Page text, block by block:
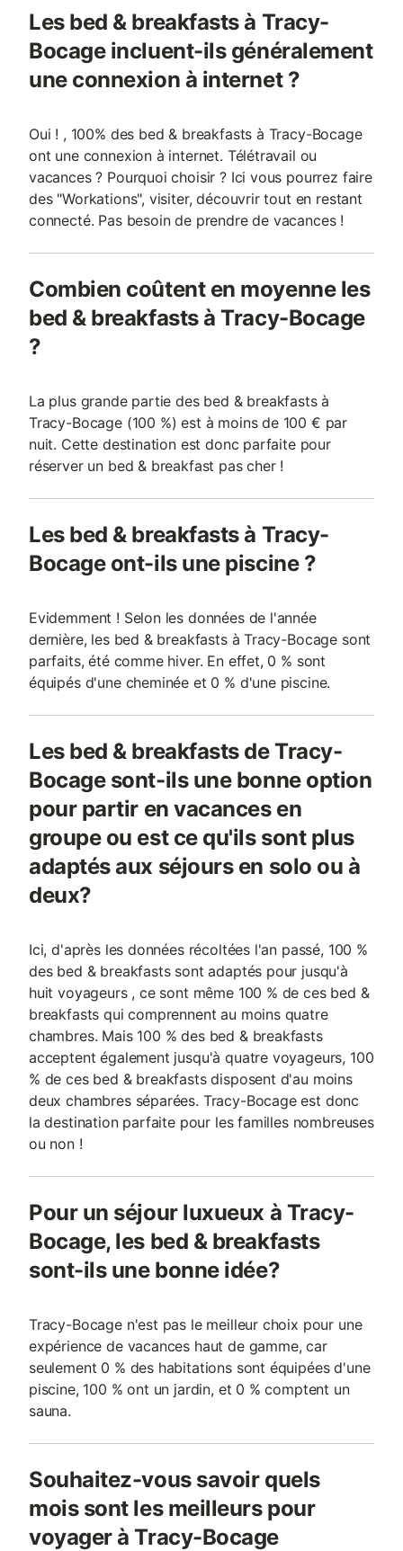
Les bed & breakfasts à Tracy-
Bocage incluent-ils généralement
une connexion à internet ?
Oui ! , 100% des bed & breakfasts à Tracy-Bocage
ont une connexion à internet. Télétravail ou
vacances ? Pourquoi choisir ? Ici vous pourrez faire
des "Workations", visiter, découvrir tout en restant
connecté. Pas besoin de prendre de vacances !
Combien coûtent en moyenne les
bed & breakfasts à Tracy-Bocage
?
La plus grande partie des bed & breakfasts à
Tracy-Bocage (100 %) est à moins de 100 € par
nuit. Cette destination est donc parfaite pour
réserver un bed & breakfast pas cher !
Les bed & breakfasts à Tracy-
Bocage ont-ils une piscine ?
Evidemment ! Selon les données de l'année
dernière, les bed & breakfasts à Tracy-Bocage sont
parfaits, été comme hiver. En effet, 0 % sont
équipés d'une cheminée et 0 % d'une piscine.
Les bed & breakfasts de Tracy-
Bocage sont-ils une bonne option
pour partir en vacances en
groupe ou est ce qu'ils sont plus
adaptés aux séjours en solo ou à
deux?
Ici, d'après les données récoltées l'an passé, 100 %
des bed & breakfasts sont adaptés pour jusqu'à
huit voyageurs , ce sont même 100 % de ces bed &
breakfasts qui comprennent au moins quatre
chambres. Mais 100 % des bed & breakfasts
acceptent également jusqu'à quatre voyageurs, 100
% de ces bed & breakfasts disposent d'au moins
deux chambres séparées. Tracy-Bocage est donc
la destination parfaite pour les familles nombreuses
ou non !
Pour un séjour luxueux à Tracy-
Bocage, les bed & breakfasts
sont-ils une bonne idée?
Tracy-Bocage n'est pas le meilleur choix pour une
expérience de vacances haut de gamme, car
seulement 0 % des habitations sont équipées d'une
piscine, 100 % ont un jardin, et 0 % comptent un
sauna.
Souhaitez-vous savoir quels
mois sont les meilleurs pour
voyager à Tracy-Bocage